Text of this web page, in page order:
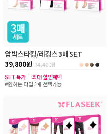
압박스타킹/레깅스 3매 SET
39,800원 74,400원
SET 특가
최대 할인혜택
#원하는 타입 3매 선택가능